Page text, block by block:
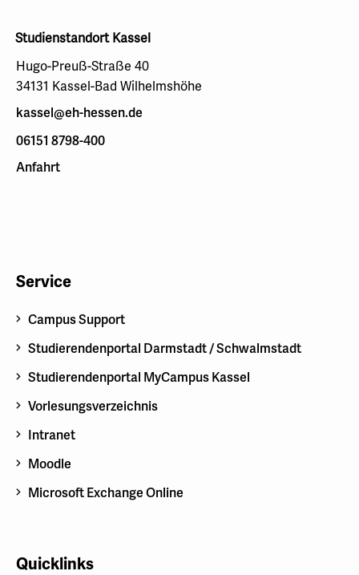
Studienstandort Kassel
Hugo-Preuß-Straße 40
34131 Kassel-Bad Wilhelmshöhe
kassel@eh-hessen.de
06151 8798-400
Anfahrt
Service
Campus Support
Studierendenportal Darmstadt / Schwalmstadt
Studierendenportal MyCampus Kassel
Vorlesungsverzeichnis
Intranet
Moodle
Microsoft Exchange Online
Quicklinks